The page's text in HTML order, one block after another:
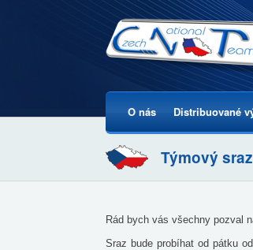
Hlavní menu
O nás Distribuované
Týmový
Rád bych vás všechny pozval
Sraz bude probíhat od pátku